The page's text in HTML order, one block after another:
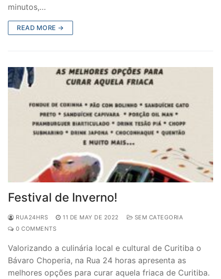
minutos,…
READ MORE →
Festival de Inverno!
RUA24HRS 11 DE MAY DE 2022
SEM CATEGORIA
0 COMMENTS
Valorizando a culinária local e cultural de Curitiba o
Bávaro Choperia, na Rua 24 horas apresenta as
melhores opções para curar aquela friaca de Curitiba.